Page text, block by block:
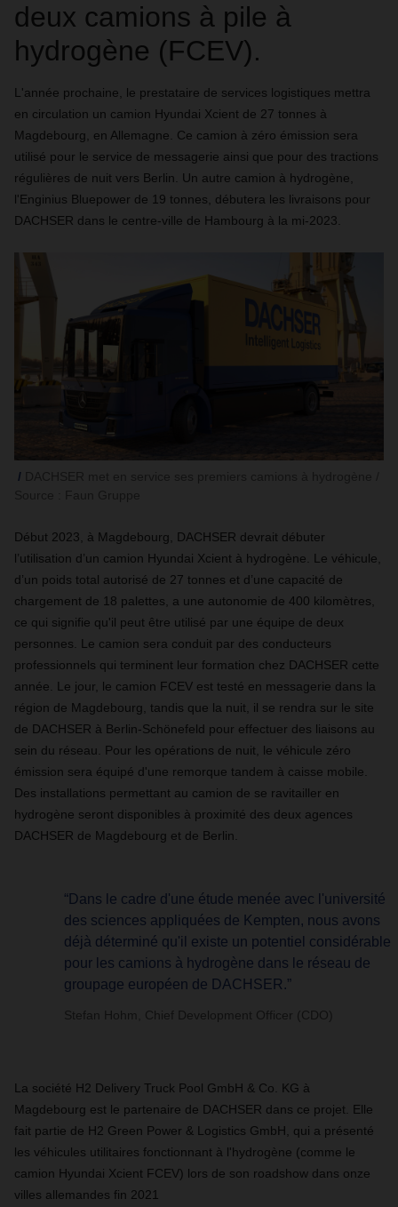
deux camions à pile à
hydrogène (FCEV).
L'année prochaine, le prestataire de services logistiques mettra
en circulation un camion Hyundai Xcient de 27 tonnes à
Magdebourg, en Allemagne. Ce camion à zéro émission sera
utilisé pour le service de messagerie ainsi que pour des tractions
régulières de nuit vers Berlin. Un autre camion à hydrogène,
l'Enginius Bluepower de 19 tonnes, débutera les livraisons pour
DACHSER dans le centre-ville de Hambourg à la mi-2023.
Début 2023, à Magdebourg, DACHSER devrait débuter
l’utilisation d’un camion Hyundai Xcient à hydrogène. Le véhicule,
d’un poids total autorisé de 27 tonnes et d’une capacité de
chargement de 18 palettes, a une autonomie de 400 kilomètres,
ce qui signifie qu'il peut être utilisé par une équipe de deux
personnes. Le camion sera conduit par des conducteurs
professionnels qui terminent leur formation chez DACHSER cette
année. Le jour, le camion FCEV est testé en messagerie dans la
région de Magdebourg, tandis que la nuit, il se rendra sur le site
de DACHSER à Berlin-Schönefeld pour effectuer des liaisons au
sein du réseau. Pour les opérations de nuit, le véhicule zéro
émission sera équipé d'une remorque tandem à caisse mobile.
Des installations permettant au camion de se ravitailler en
hydrogène seront disponibles à proximité des deux agences
DACHSER de Magdebourg et de Berlin.
“Dans le cadre d'une étude menée avec l'université
des sciences appliquées de Kempten, nous avons
déjà déterminé qu'il existe un potentiel considérable
pour les camions à hydrogène dans le réseau de
groupage européen de DACHSER.”
Stefan Hohm, Chief Development Officer (CDO)
La société H2 Delivery Truck Pool GmbH & Co. KG à
Magdebourg est le partenaire de DACHSER dans ce projet. Elle
fait partie de H2 Green Power & Logistics GmbH, qui a présenté
les véhicules utilitaires fonctionnant à l'hydrogène (comme le
camion Hyundai Xcient FCEV) lors de son roadshow dans onze
villes allemandes fin 2021